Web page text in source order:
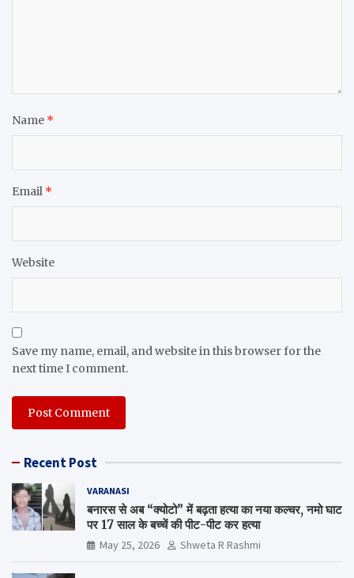
Name *
Email *
Website
Save my name, email, and website in this browser for the
next time I comment.
Recent Post
VARANASI
बनारस से अब “क्योटो” में बढ़ता हत्या का नया कल्चर, नमो घाट
पर 17 साल के बच्चें की पीट-पीट कर हत्या
May 25, 2026 Shweta R Rashmi